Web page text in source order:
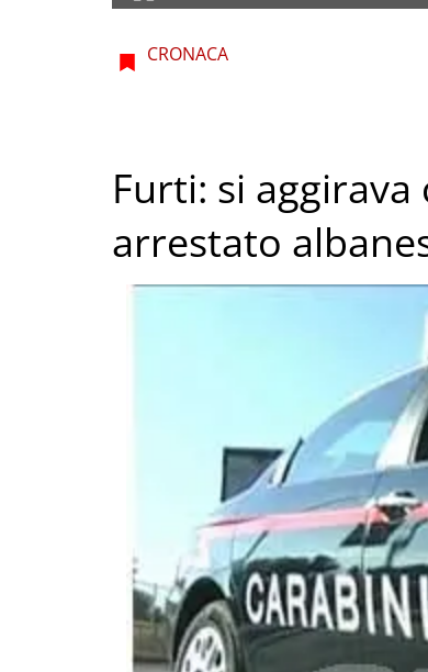
CRONACA
Furti: si
arrestato